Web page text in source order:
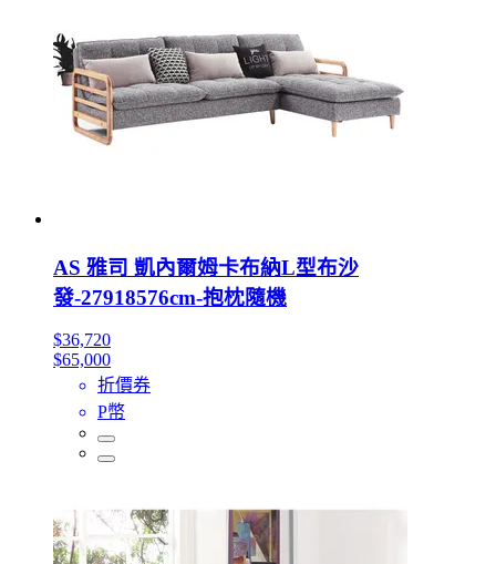
AS 雅司 凱內爾姆卡布納L型布沙
發-27918576cm-抱枕隨機
$36,720
$65,000
折價券
P幣